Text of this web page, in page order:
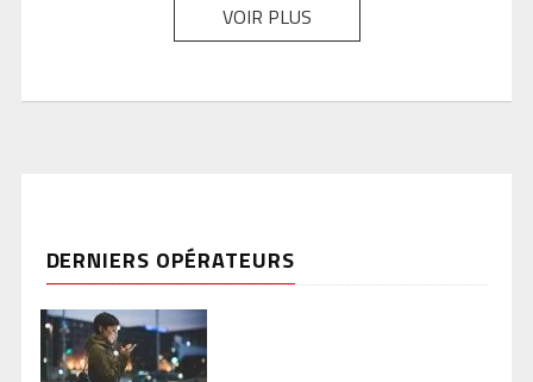
VOIR PLUS
DERNIERS OPÉRATEURS